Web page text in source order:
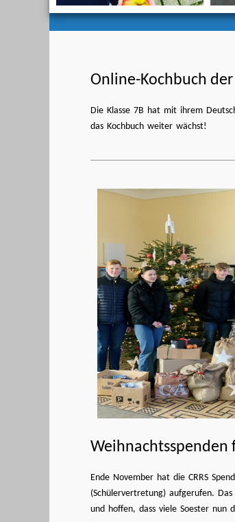
Online-Kochbuch der
Die Klasse 7B hat mit ihrem
das Kochbuch weiter wächst!
Weihnachtsspenden
Ende November hat die CRRS
(Schülervertretung) aufgerufen.
und hoffen, dass viele Soester nun